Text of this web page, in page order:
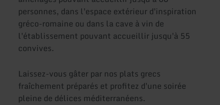
personnes, dans l'espace extérieur d'inspiration
gréco-romaine ou dans la cave à vin de
l'établissement pouvant accueillir jusqu'à 55
convives.
Laissez-vous gâter par nos plats grecs
fraîchement préparés et profitez d'une soirée
pleine de délices méditerranéens.